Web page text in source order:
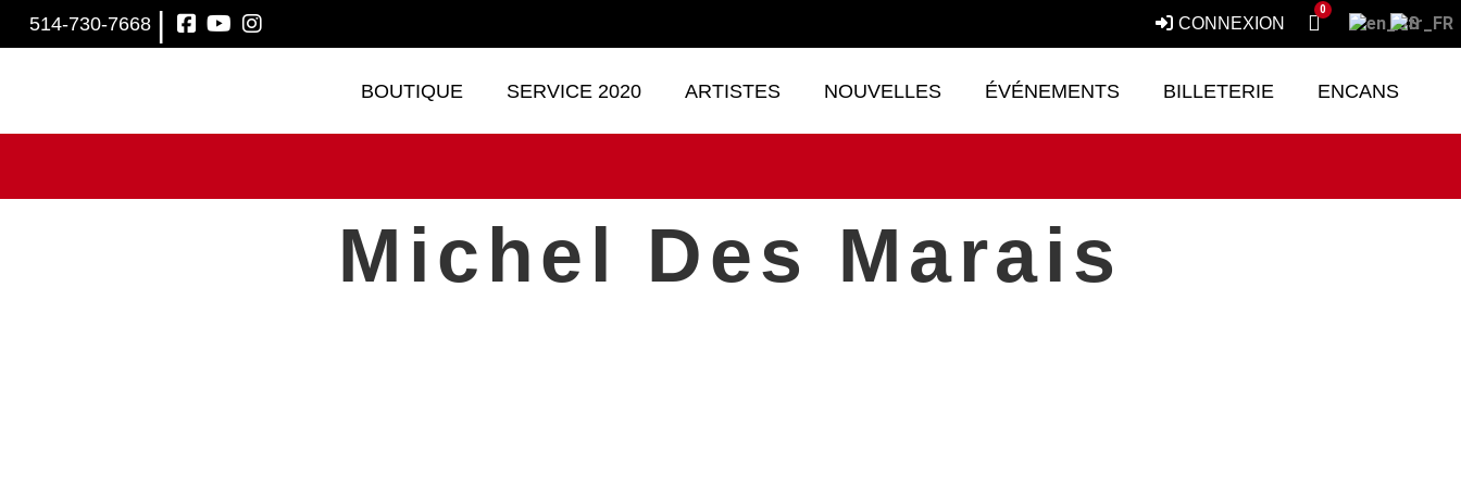
514-730-7668 | CONNEXION
0
BOUTIQUE SERVICE 2020 ARTISTES NOUVELLES ÉVÉNEMENTS BILLETERIE ENCANS
Michel Des Marais